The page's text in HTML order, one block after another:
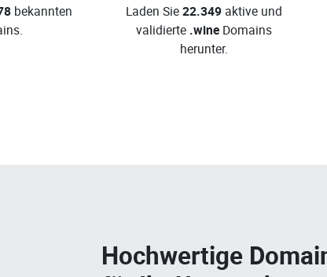
bekannten
Laden Sie22.349 aktive und
validierte .wine Domains
herunter.
Hochwertige